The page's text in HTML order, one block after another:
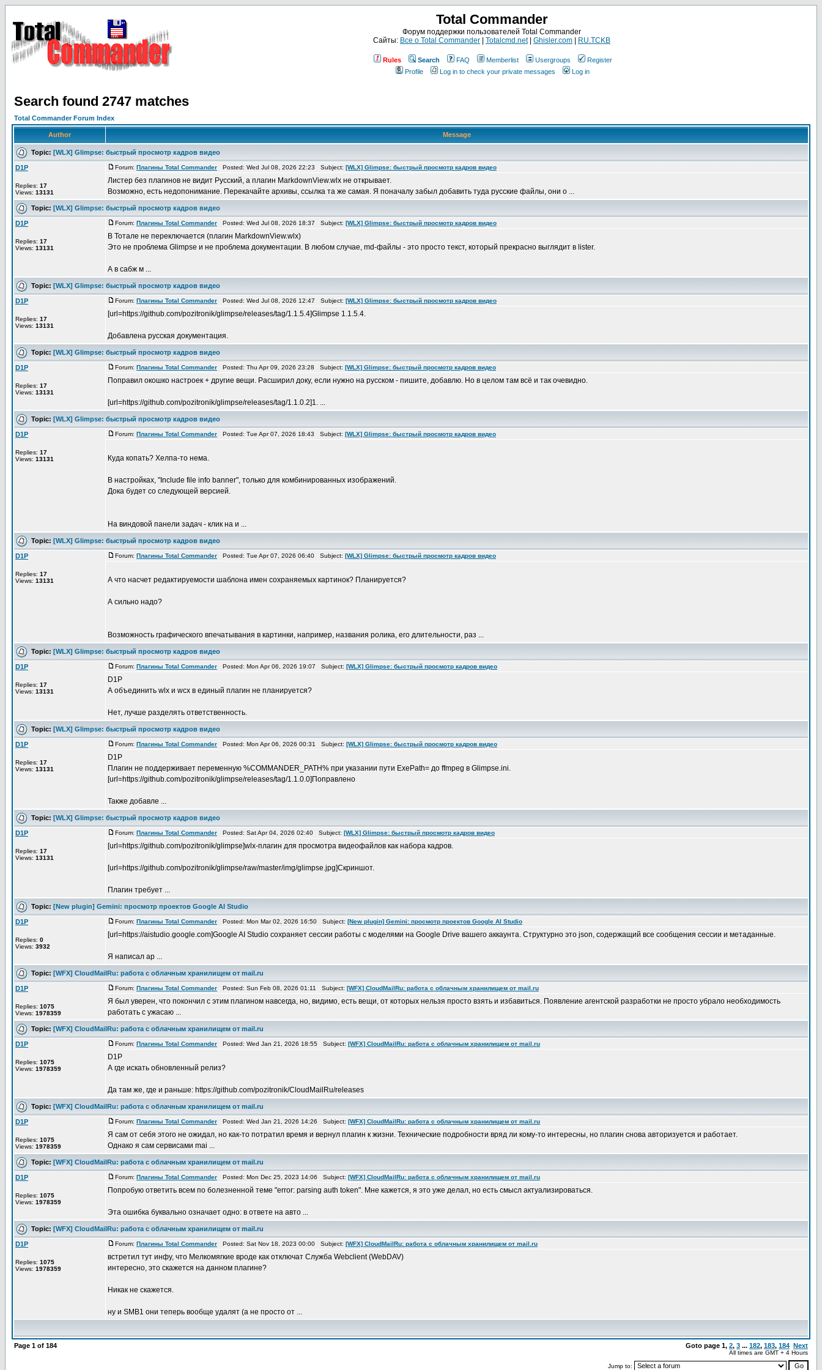
Total Commander
Форум поддержки пользователей Total Commander
Сайты: Все о Total Commander Totalcmd.net| Ghisler.com RU.TCKB
Rules Search FAQ Memberlist Usergroups
Register
Profile
Log in to check your private messages Log in
Search found 2747 matches
Total Commander Forum Index
Author Message
Topic: [WLX] Glimpse: быстрый просмотр кадров видео
D1P
Replies: 17
Views: 13131
Forum: Плагины Total Commander Posted: Wed Jul 08, 2026 22:23 Subject: [WLX] Glimpse: быстрый просмотр кадров видео
Листер без плагинов не видит Русский, а плагин MarkdownView.wlx не открывает.
Возможно, есть недопонимание. Перекачайте архивы, ссылка та же самая. Я поначалу забыл добавить туда русские файлы, они о ...
Topic: [WLX] Glimpse: быстрый просмотр кадров видео
D1P
Replies: 17
Views: 13131
Forum: Плагины Total Commander Posted: Wed Jul 08, 2026 18:37 Subject: [WLX] Glimpse: быстрый просмотр кадров видео
В Тотале не переключается (плагин MarkdownView.wlx)
Это не проблема Glimpse и не проблема документации. В любом случае, md-файлы - это просто текст, который прекрасно выглядит в lister.
А в сабж м ...
Topic: [WLX] Glimpse: быстрый просмотр кадров видео
D1P
Replies: 17
Views: 13131
Forum: Плагины Total Commander Posted: Wed Jul 08, 2026 12:47 Subject: [WLX] Glimpse: быстрый просмотр кадров видео
[url=https://github.com/pozitronik/glimpse/releases/tag/1.1.5.4]Glimpse 1.1.5.4.
Добавлена русская документация.
Topic: [WLX] Glimpse: быстрый просмотр кадров видео
D1P
Replies: 17
Views: 13131
Forum: Плагины Total Commander Posted: Thu Apr 09, 2026 23:28 Subject: [WLX] Glimpse: быстрый просмотр кадров видео
Поправил окошко настроек + другие вещи. Расширил доку, если нужно на русском - пишите, добавлю. Но в целом там всё и так очевидно.
[url=https://github.com/pozitronik/glimpse/releases/tag/1.1.0.2]1. ...
Topic: [WLX] Glimpse: быстрый просмотр кадров видео
D1P
Replies: 17
Views: 13131
Forum: Плагины Total Commander Posted: Tue Apr 07, 2026 18:43 Subject: [WLX] Glimpse: быстрый просмотр кадров видео
Куда копать? Хелпа-то нема.
В настройкаx, "Include file info banner", только для комбинированных изображений.
Дока будет со следующей версией.
На виндовой панели задач - клик на и ...
Topic: [WLX] Glimpse: быстрый просмотр кадров видео
D1P
Replies: 17
Views: 13131
Forum: Плагины Total Commander Posted: Tue Apr 07, 2026 06:40 Subject: [WLX] Glimpse: быстрый просмотр кадров видео
А что насчет редактируемости шаблона имен сохраняемых картинок? Планируется?
А сильно надо?
Возможность графического впечатывания в картинки, например, названия ролика, его длительности, раз ...
Topic: [WLX] Glimpse: быстрый просмотр кадров видео
D1P
Replies: 17
Views: 13131
Forum: Плагины Total Commander Posted: Mon Apr 06, 2026 19:07 Subject: [WLX] Glimpse: быстрый просмотр кадров видео
D1P
А объединить wlx и wcx в единый плагин не планируется?
Нет, лучше разделять ответственность.
Topic: [WLX] Glimpse: быстрый просмотр кадров видео
D1P
Replies: 17
Views: 13131
Forum: Плагины Total Commander Posted: Mon Apr 06, 2026 00:31 Subject: [WLX] Glimpse: быстрый просмотр кадров видео
D1P
Плагин не поддерживает переменную %COMMANDER_PATH% при указании пути ExePath= до ffmpeg в Glimpse.ini.
[url=https://github.com/pozitronik/glimpse/releases/tag/1.1.0.0]Поправлено
Также добавле ...
Topic: [WLX] Glimpse: быстрый просмотр кадров видео
D1P
Replies: 17
Views: 13131
Forum: Плагины Total Commander Posted: Sat Apr 04, 2026 02:40 Subject: [WLX] Glimpse: быстрый просмотр кадров видео
[url=https://github.com/pozitronik/glimpse]wlx-плагин для просмотра видеофайлов как набора кадров.
[url=https://github.com/pozitronik/glimpse/raw/master/img/glimpse.jpg]Скриншот.
Плагин требует ...
Topic: [New plugin] Gemini: просмотр проектов Google AI Studio
D1P
Replies: 0
Views: 3932
Forum: Плагины Total Commander Posted: Mon Mar 02, 2026 16:50 Subject: [New plugin] Gemini: просмотр проектов Google AI Studio
[url=https://aistudio.google.com]Google AI Studio сохраняет сессии работы с моделями на Google Drive вашего аккаунта. Структурно это json, содержащий все сообщения сессии и метаданные.
Я написал ар ...
Topic: [WFX] CloudMailRu: работа с облачным хранилищем от mail.ru
D1P
Replies: 1075
Views: 1978359
Forum: Плагины Total Commander Posted: Sun Feb 08, 2026 01:11 Subject: [WFX] CloudMailRu: работа с облачным хранилищем от mail.ru
Я был уверен, что покончил с этим плагином навсегда, но, видимо, есть вещи, от которых нельзя просто взять и избавиться. Появление агентской разработки не просто убрало необходимость
работать с ужасаю ...
Topic: [WFX] CloudMailRu: работа с облачным хранилищем от mail.ru
D1P
Replies: 1075
Views: 1978359
Forum: Плагины Total Commander Posted: Wed Jan 21, 2026 18:55 Subject: [WFX] CloudMailRu: работа с облачным хранилищем от mail.ru
D1P
А где искать обновленный релиз?
Да там же, где и раньше: https://github.com/pozitronik/CloudMailRu/releases
Topic: [WFX] CloudMailRu: работа с облачным хранилищем от mail.ru
D1P
Replies: 1075
Views: 1978359
Forum: Плагины Total Commander Posted: Wed Jan 21, 2026 14:26 Subject: [WFX] CloudMailRu: работа с облачным хранилищем от mail.ru
Я сам от себя этого не ожидал, но как-то потратил время и вернул плагин к жизни. Технические подробности вряд ли кому-то интересны, но плагин снова авторизуется и работает.
Однако я сам сервисами mai ...
Topic: [WFX] CloudMailRu: работа с облачным хранилищем от mail.ru
D1P
Replies: 1075
Views: 1978359
Forum: Плагины Total Commander Posted: Mon Dec 25, 2023 14:06 Subject: [WFX] CloudMailRu: работа с облачным хранилищем от mail.ru
Попробую ответить всем по болезненной теме "error: parsing auth token". Мне кажется, я это уже делал, но есть смысл актуализироваться.
Эта ошибка буквально означает одно: в ответе на авто ...
Topic: [WFX] CloudMailRu: работа с облачным хранилищем от mail.ru
D1P
Replies: 1075
Views: 1978359
Forum: Плагины Total Commander Posted: Sat Nov 18, 2023 00:00 Subject: [WFX] CloudMailRu: работа с облачным хранилищем от mail.ru
встретил тут инфу, что Мелкомягкие вроде как отключат Служба Webclient (WebDAV)
интересно, это скажется на данном плагине?
Никак не скажется.
ну и SMB1 они теперь вообще удалят (а не просто от ...
Page 1 of 184 Goto page 1, 2, 3 ... 182, 183, 184 Next
All times are GMT + 4 Hours
Jump to: